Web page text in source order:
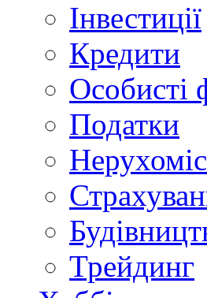
Інвестиції
Кредити
Особисті
Податки
Трейдинг